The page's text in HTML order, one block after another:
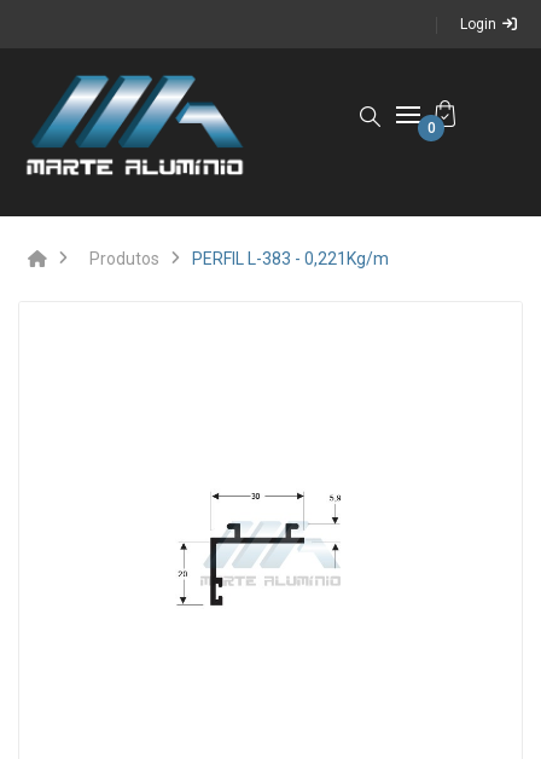
Login
0
Produtos PERFIL L-383 - 0,221Kg/m